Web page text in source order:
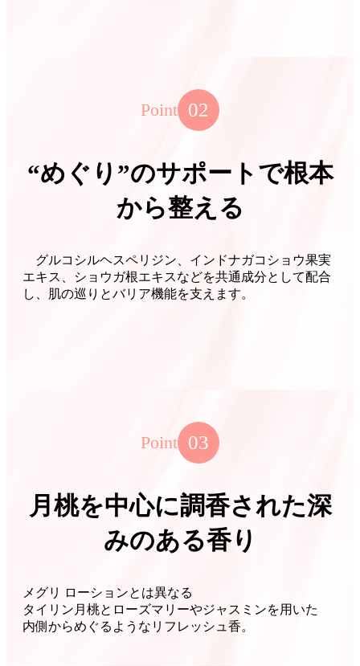
Point 02
“めぐり”のサポートで根本
から整える
グルコシルヘスペリジン、インドナガコショウ果実
エキス、ショウガ根エキスなどを共通成分として配合
し、肌の巡りとバリア機能を支えます。
Point 03
月桃を中心に調香された深
みのある香り
メグリ ローションとは異なる
タイリン月桃とローズマリーやジャスミンを用いた
内側からめぐるようなリフレッシュ香。